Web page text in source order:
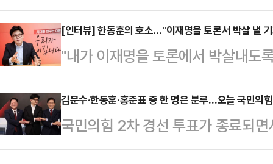
상병의 묘소를 참배한 후 …
에 대한 인식, 그리고 실제적 대가
다.28일 법조계에 따르면 전주지
중처벌 등에 관한 법률 위반(뇌물)
타항공 창업주인 …
정으로 현충원 참배를 택했다. 이
현충원 참배 대상에 변화를 가했다.
컸던 이승만·박정희 전 대통령의
상을 박태준 전 국무총리까지로 확
선에서 윤석열 전 대통령에게 불과
된 윤석열 전 대통령의 파면 등이
장으로 '…
[인터뷰] 한동훈의 호소…"이재명을 토론서 박살 낼
"내가 이재명을 토론에서 박살내도
냐. 통쾌하게 이기는 그런 경험하
어진 국민의힘 경선 토론회가 종료
논리로 상대 후보들을 압박하며 존
는 호불호가 갈릴 수 있을지 몰라도
김문수·한동훈·홍준표 중 한 명은 분루…오늘 국민의
국민의힘 2차 경선 투표가 종료되
쏠리고 있다. 김문수·안철수·한동